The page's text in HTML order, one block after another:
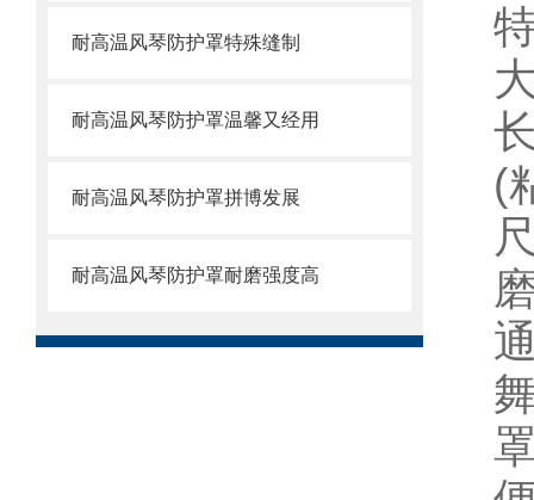
耐高温风琴防护罩特殊缝制
耐高温风琴防护罩温馨又经用
耐高温风琴防护罩拼博发展
耐高温风琴防护罩耐磨强度高
(